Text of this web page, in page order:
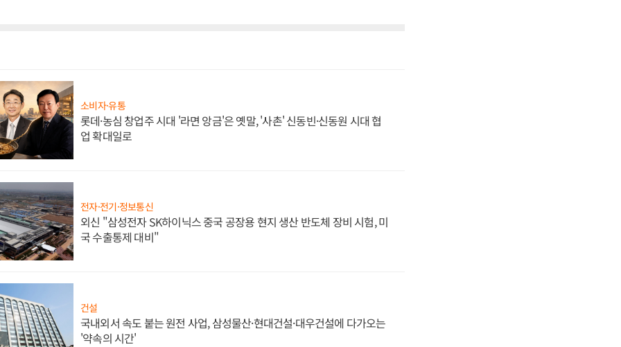
소비자·유통
롯데·농심 창업주 시대 '라면 앙금'은 옛말, '사촌' 신동빈·신동원 시대 협
업 확대일로
전자·전기·정보통신
외신 "삼성전자 SK하이닉스 중국 공장용 현지 생산 반도체 장비 시험, 미
국 수출통제 대비"
건설
국내외서 속도 붙는 원전 사업, 삼성물산·현대건설·대우건설에 다가오는
'약속의 시간'